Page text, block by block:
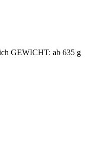
GEWICHT: ab 635 g